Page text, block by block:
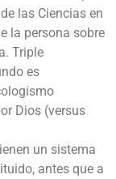
las Ciencias en
la persona sobre
Triple
es
Dios (versus
un sistema
antes que a